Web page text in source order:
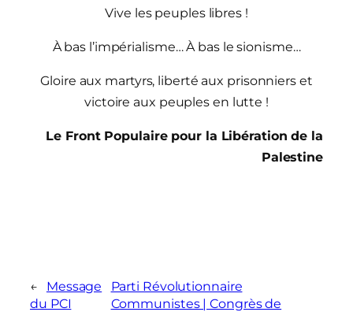
Vive les peuples libres !
À bas l’impérialisme… À bas le sionisme…
Gloire aux martyrs, liberté aux prisonniers et
victoire aux peuples en lutte !
Le Front Populaire pour la Libération de la
Palestine
←
Message
du PCI
Parti Révolutionnaire
Communistes | Congrès de